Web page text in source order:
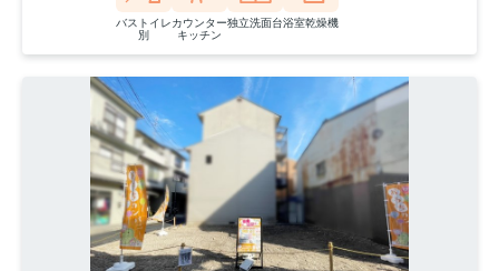
バストイレ
別
カウンター
キッチン
独立洗面台浴室乾燥機